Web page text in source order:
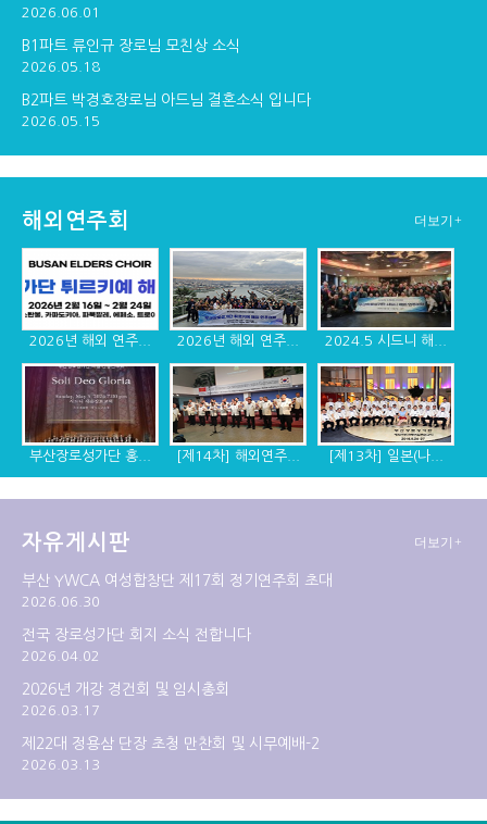
창단 30주년 기념 ...
2026.06.01
B1파트 류인규 장로님 모친상 소식
2026.05.18
B2파트 박경호장로님 아드님 결혼소식 입니다
2026.05.15
해외연주회 더보기+
2026년 해외 연주... 2026년 해외 연주... 2024.5 시드니 해...
부산장로성가단 홍... [제14차] 해외연주... [제13차] 일본(나...
[제12차] 2014년 ... [제11차] 미국 디... [제10차] 캐나다, ...
자유게시판 더보기+
부산 YWCA 여성합창단 제17회 정기연주회 초대
2026.06.30
전국 장로성가단 회지 소식 전합니다
2026.04.02
2026년 개강 경건회 및 임시총회
2026.03.17
제22대 정용삼 단장 초청 만찬회 및 시무예배-2
2026.03.13